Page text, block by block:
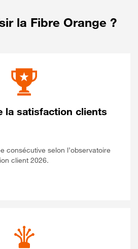
la Fibre Orange ?
la satisfaction clients
consécutive selon l’observatoire
client 2026.